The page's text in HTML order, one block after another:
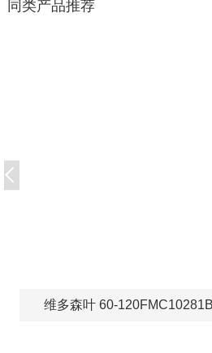
同类产品推荐
维多森叶 60-